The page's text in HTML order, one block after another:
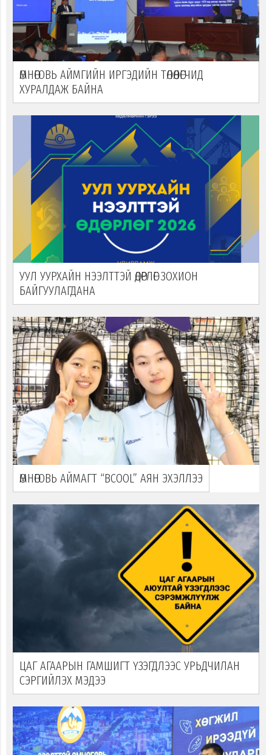
ӨМНӨГОВЬ АЙМГИЙН ИРГЭДИЙН ТӨЛӨӨЛӨГЧИД
ХУРАЛДАЖ БАЙНА
УУЛ УУРХАЙН НЭЭЛТТЭЙ ӨДӨРЛӨГ ЗОХИОН
БАЙГУУЛАГДАНА
ӨМНӨГОВЬ АЙМАГТ “ВСOOL” АЯН ЭХЭЛЛЭЭ
ЦАГ АГААРЫН ГАМШИГТ ҮЗЭГДЛЭЭС УРЬДЧИЛАН
СЭРГИЙЛЭХ МЭДЭЭ